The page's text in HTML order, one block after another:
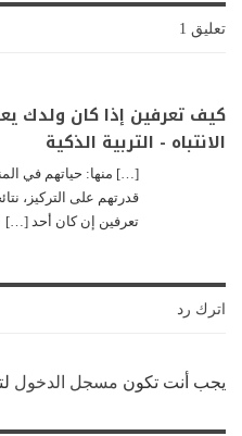
تعليق 1
كيف تعرفين إذا كان ولدك
الانتباه - التربية الذكية
[…] منها: حياتهم في
قدرتهم على التركيز،
تعرفين إن كان أحد […]
اترك رد
يجب أنت تكون مسجل الدخول